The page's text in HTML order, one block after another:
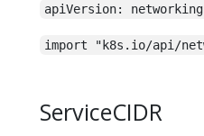
apiVersion:
import "k8s.io/api/
ServiceCIDR